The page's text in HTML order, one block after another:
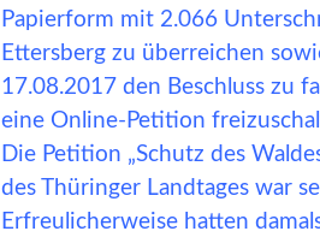
Papierform mit 2.066
Ettersberg zu überreichen
17.08.2017 den Beschluss zu
eine Online-Petition
Die Petition „Schutz des
des Thüringer Landtages war
Erfreulicherweise hatten